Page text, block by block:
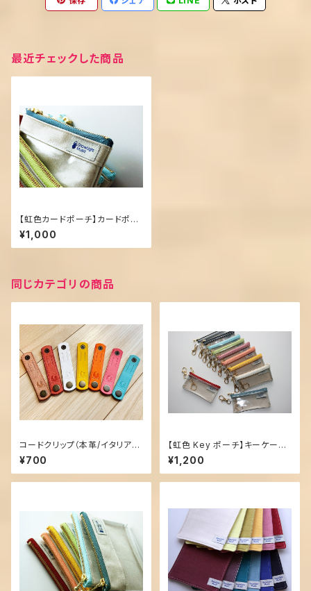
最近チェックした商品
【虹色カードポーチ】カードポー
チ
¥1,000
同じカテゴリの商品
コードクリップ（本革/イタリアン
レザー）
¥700
【虹色 Key ポーチ】キーケース・
キーポーチ
¥1,200